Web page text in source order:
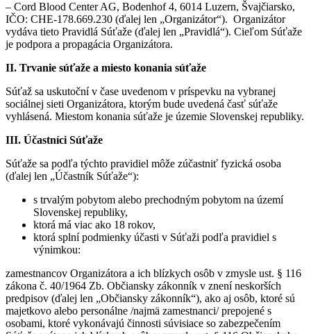
– Cord Blood Center AG, Bodenhof 4, 6014 Luzern, Švajčiarsko,
IČO: CHE-178.669.230 (ďalej len „Organizátor“). Organizátor
vydáva tieto Pravidlá Súťaže (ďalej len „Pravidlá“). Cieľom Súťaže
je podpora a propagácia Organizátora.
II. Trvanie súťaže a miesto konania súťaže
Súťaž sa uskutoční v čase uvedenom v príspevku na vybranej
sociálnej sieti Organizátora, ktorým bude uvedená časť súťaže
vyhlásená. Miestom konania súťaže je územie Slovenskej republiky.
III. Účastníci Súťaže
Súťaže sa podľa týchto pravidiel môže zúčastniť fyzická osoba
(ďalej len „Účastník Súťaže“):
s trvalým pobytom alebo prechodným pobytom na území
Slovenskej republiky,
ktorá má viac ako 18 rokov,
ktorá splní podmienky účasti v Súťaži podľa pravidiel s
výnimkou:
zamestnancov Organizátora a ich blízkych osôb v zmysle ust. § 116
zákona č. 40/1964 Zb. Občiansky zákonník v znení neskorších
predpisov (ďalej len „Občiansky zákonník“), ako aj osôb, ktoré sú
majetkovo alebo personálne /najmä zamestnanci/ prepojené s
osobami, ktoré vykonávajú činnosti súvisiace so zabezpečením